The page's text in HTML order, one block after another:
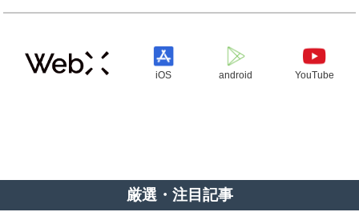
iOS android YouTube
厳選・注目記事